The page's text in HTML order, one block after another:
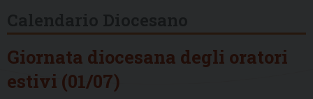
Giornata diocesana degli oratori
estivi (01/07)